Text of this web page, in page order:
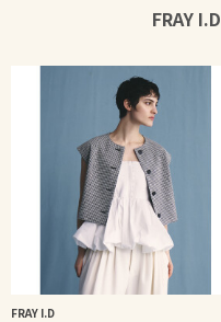
FRAY I.D
FRAY I.D